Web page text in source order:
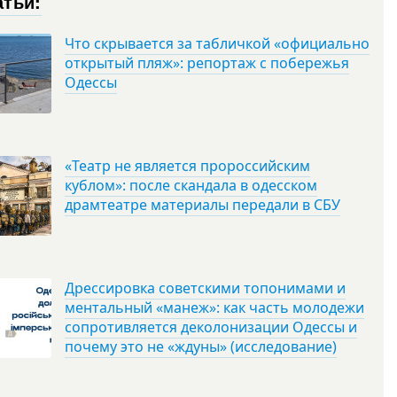
Что скрывается за табличкой «официально
открытый пляж»: репортаж с побережья
Одессы
«Театр не является пророссийским
кублом»: после скандала в одесском
драмтеатре материалы передали в СБУ
Дрессировка советскими топонимами и
ментальный «манеж»: как часть молодежи
сопротивляется деколонизации Одессы и
почему это не «ждуны» (исследование)